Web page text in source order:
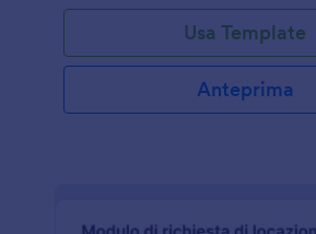
Usa Template
Anteprima